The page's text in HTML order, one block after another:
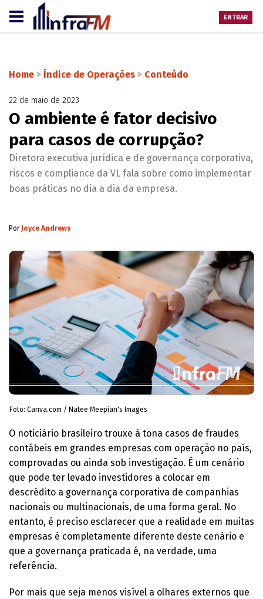
ENTRAR
Home > Índice de Operações > Conteúdo
22 de maio de 2023
O ambiente é fator decisivo
para casos de corrupção?
Diretora executiva jurídica e de governança corporativa,
riscos e compliance da VL fala sobre como implementar
boas práticas no dia a dia da empresa.
PorJoyce Andrews
Foto: Canva.com / Natee Meepian's Images
O noticiário brasileiro trouxe à tona casos de fraudes
contábeis em grandes empresas com operação no país,
comprovadas ou ainda sob investigação. É um cenário
que pode ter levado investidores a colocar em
descrédito a governança corporativa de companhias
nacionais ou multinacionais, de uma forma geral. No
entanto, é preciso esclarecer que a realidade em muitas
empresas é completamente diferente deste cenário e
que a governança praticada é, na verdade, uma
referência.
Por mais que seja menos visível a olhares externos que